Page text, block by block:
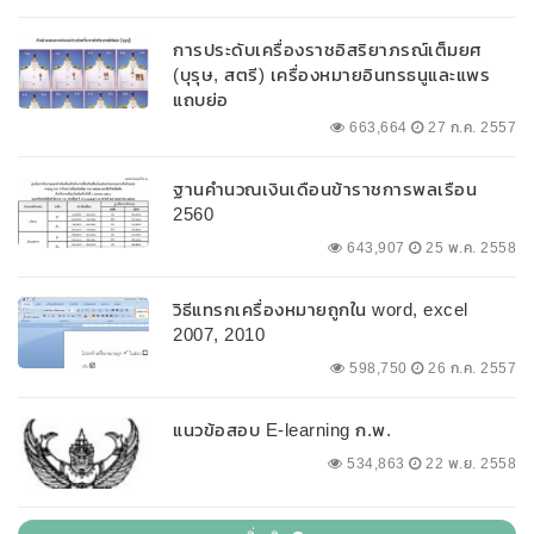
การประดับเครื่องราชอิสริยาภรณ์เต็มยศ
(บุรุษ, สตรี) เครื่องหมายอินทรธนูและแพร
แถบย่อ
663,664 27 ก.ค. 2557
ฐานคำนวณเงินเดือนข้าราชการพลเรือน
2560
643,907 25 พ.ค. 2558
วิธีแทรกเครื่องหมายถูกใน word, excel
2007, 2010
598,750 26 ก.ค. 2557
แนวข้อสอบ E-learning ก.พ.
534,863 22 พ.ย. 2558